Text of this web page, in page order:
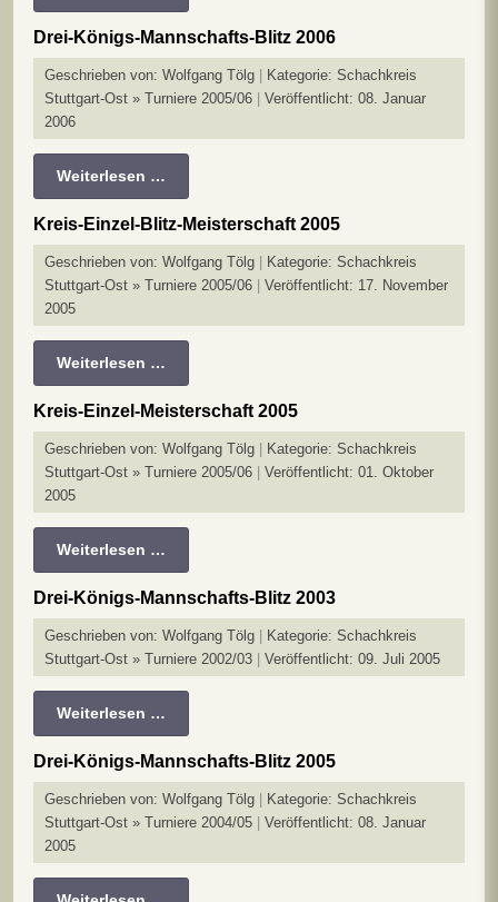
Drei-Königs-Mannschafts-Blitz 2006
Geschrieben von: Wolfgang Tölg Kategorie: Schachkreis
Stuttgart-Ost » Turniere 2005/06
Veröffentlicht: 08. Januar
2006
Weiterlesen …
Kreis-Einzel-Blitz-Meisterschaft 2005
Geschrieben von: Wolfgang Tölg Kategorie: Schachkreis
Stuttgart-Ost » Turniere 2005/06
Veröffentlicht: 17. November
2005
Weiterlesen …
Kreis-Einzel-Meisterschaft 2005
Geschrieben von: Wolfgang Tölg Kategorie: Schachkreis
Stuttgart-Ost » Turniere 2005/06
Veröffentlicht: 01. Oktober
2005
Weiterlesen …
Drei-Königs-Mannschafts-Blitz 2003
Geschrieben von: Wolfgang Tölg Kategorie: Schachkreis
Stuttgart-Ost » Turniere 2002/03
Veröffentlicht: 09. Juli 2005
Weiterlesen …
Drei-Königs-Mannschafts-Blitz 2005
Geschrieben von: Wolfgang Tölg Kategorie: Schachkreis
Stuttgart-Ost » Turniere 2004/05
Veröffentlicht: 08. Januar
2005